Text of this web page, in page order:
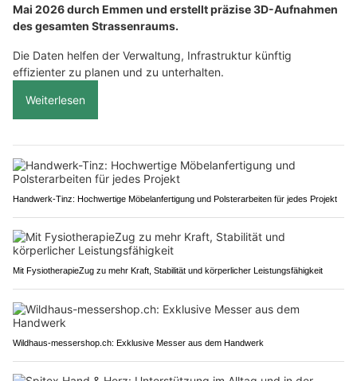
Mai 2026 durch Emmen und erstellt präzise 3D-Aufnahmen
des gesamten Strassenraums.
Die Daten helfen der Verwaltung, Infrastruktur künftig
effizienter zu planen und zu unterhalten.
Weiterlesen
Handwerk-Tinz: Hochwertige Möbelanfertigung und Polsterarbeiten für jedes Projekt
Mit FysiotherapieZug zu mehr Kraft, Stabilität und körperlicher Leistungsfähigkeit
Wildhaus-messershop.ch: Exklusive Messer aus dem Handwerk